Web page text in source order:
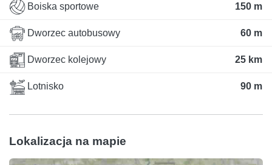
Boiska sportowe 150 m
Dworzec autobusowy 60 m
Dworzec kolejowy 25 km
Lotnisko 90 m
Lokalizacja na mapie